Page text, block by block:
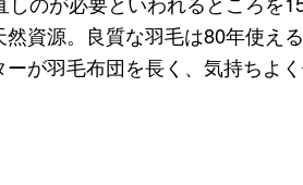
資源。良質な羽毛は80年使え
が羽毛布団を長く、気持ちよ